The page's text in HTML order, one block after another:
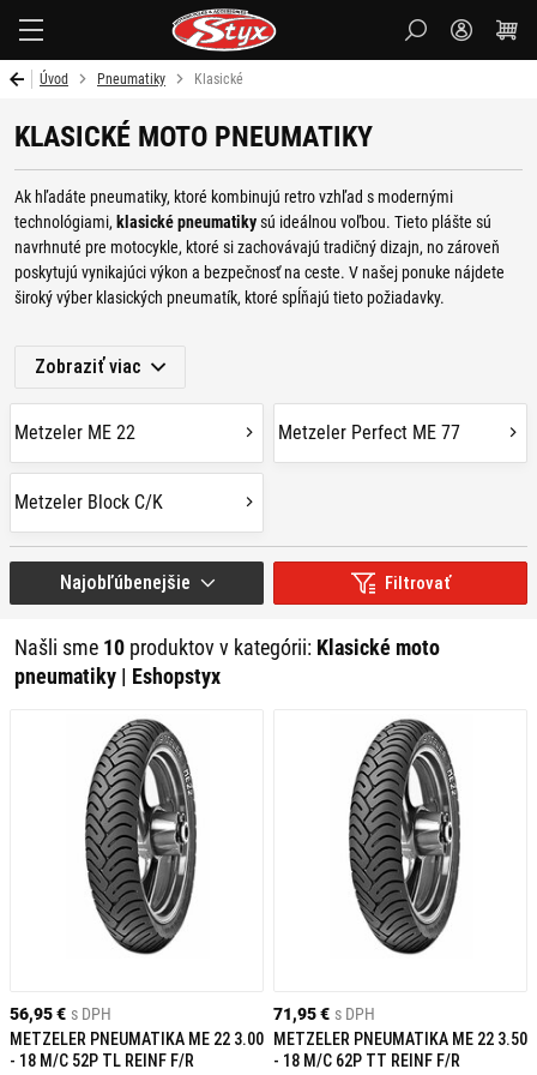
Úvod Pneumatiky Klasické
KLASICKÉ MOTO PNEUMATIKY
Ak hľadáte pneumatiky, ktoré kombinujú retro vzhľad s modernými
technológiami, klasické pneumatikysú ideálnou voľbou. Tieto plášte sú
navrhnuté pre motocykle, ktoré si zachovávajú tradičný dizajn, no zároveň
poskytujú vynikajúci výkon a bezpečnosť na ceste. V našej ponuke nájdete
široký výber klasických pneumatík, ktoré spĺňajú tieto požiadavky.
Road/Motokrosové
Skútrové
ktoré sú špeciálne navrhnuté pre rôzne typy jazdy a jazdných podmienok
AKÉ VÝHODY PRINÁŠAJÚ
KLASICKÉ PNEUMATIKY?
Klasické pneumatiky sú navrhnuté tak, aby poskytovali optimálny výkon a
bezpečnosť pre motocykle s retro vzhľadom. Medzi hlavné výhody patrí:
Vysoká priľnavosť:Moderné zmesi gumy zabezpečujú vynikajúcu
priľnavosť na suchých aj mokrých povrchoch.
Dlhá životnosť:
Odolné materiály a konštrukcia zaručujú dlhú
životnosť pneumatík.
Stabilita v zákrutách:
Špeciálny dezén a konštrukcia pneumatík
poskytujú stabilitu a presné vedenie stopy v zákrutách.
Estetický vzhľad:Klasický dizajn pneumatík dopĺňa retro vzhľad
vášho motocykla.
PNEUMATIKY?
Výber správnych pneumatík závisí od viacerých faktorov:
Zobraziť viac
Metzeler ME 22 Metzeler Perfect ME 77
Metzeler Block C/K
Filtrovať
Našli sme 10 produktov v kategórii: Klasické moto
pneumatiky | Eshopstyx
Najobľúbenejšie
56,95 € s DPH
METZELER PNEUMATIKA ME 22 3.00
- 18 M/C 52P TL REINF F/R
71,95 € s DPH
METZELER PNEUMATIKA ME 22 3.50
- 18 M/C 62P TT REINF F/R